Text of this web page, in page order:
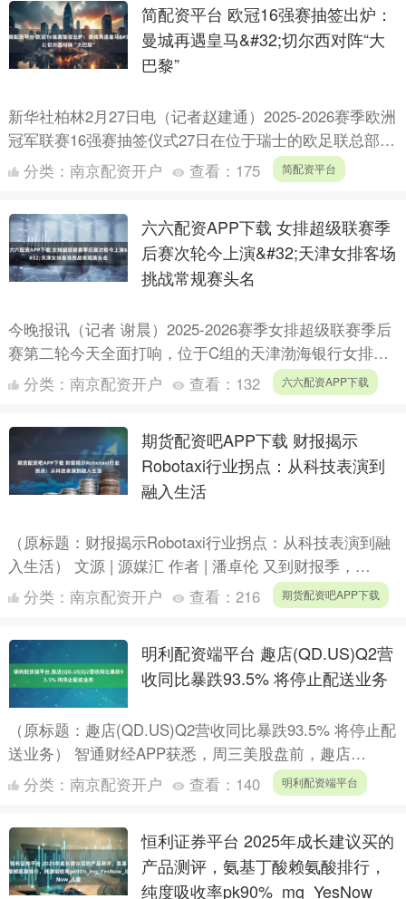
简配资平台 欧冠16强赛抽签出炉：
曼城再遇皇马&#32;切尔西对阵“大
巴黎”
新华社柏林2月27日电（记者赵建通）2025-2026赛季欧洲
冠军联赛16强赛抽签仪式27日在位于瑞士的欧足联总部举
行，欧冠历史夺冠次数最多的皇家马德里将与瓜迪....
分类： 南京配资开户 查看： 175 简配资平台
六六配资APP下载 女排超级联赛季
后赛次轮今上演&#32;天津女排客场
挑战常规赛头名
今晚报讯（记者 谢晨）2025-2026赛季女排超级联赛季后
赛第二轮今天全面打响，位于C组的天津渤海银行女排在
客场挑战常规赛头名上海女排。尽管此前的首轮比赛遗
分类： 南京配资开户 查看： 132 六六配资APP下载
期货配资吧APP下载 财报揭示
Robotaxi行业拐点：从科技表演到
融入生活
（原标题：财报揭示Robotaxi行业拐点：从科技表演到融
入生活） 文源 | 源媒汇 作者 | 潘卓伦 又到财报季，
Robotaxi这个挤满海内外科技巨头的热门....
分类： 南京配资开户 查看： 216 期货配资吧APP下载
明利配资端平台 趣店(QD.US)Q2营
收同比暴跌93.5% 将停止配送业务
（原标题：趣店(QD.US)Q2营收同比暴跌93.5% 将停止配
送业务） 智通财经APP获悉，周三美股盘前，趣店
(QD.US)公布2025年第二季度业绩。财报显....
分类： 南京配资开户 查看： 140 明利配资端平台
恒利证券平台 2025年成长建议买的
产品测评，氨基丁酸赖氨酸排行，
纯度吸收率pk90%_mg_YesNow_